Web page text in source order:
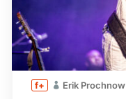
Erik Prochnow